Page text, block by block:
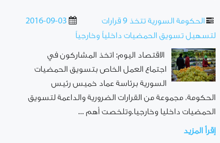
2016-09-03
الحكومة السورية تتخذ 9 قرارات
لتسهيل تسويق الحمضيات داخلياً وخارجياً
الاقتصاد اليوم: اتخذ المشاركون في
اجتماع العمل الخاص بتسويق الحمضيات
السورية برئاسة عماد خميس رئيس
الحكومة، مجموعة من القرارات الضرورية والداعمة لتسويق
الحمضيات داخليا وخارجيا.وتلخصت أهم ...
إقرأ المزيد